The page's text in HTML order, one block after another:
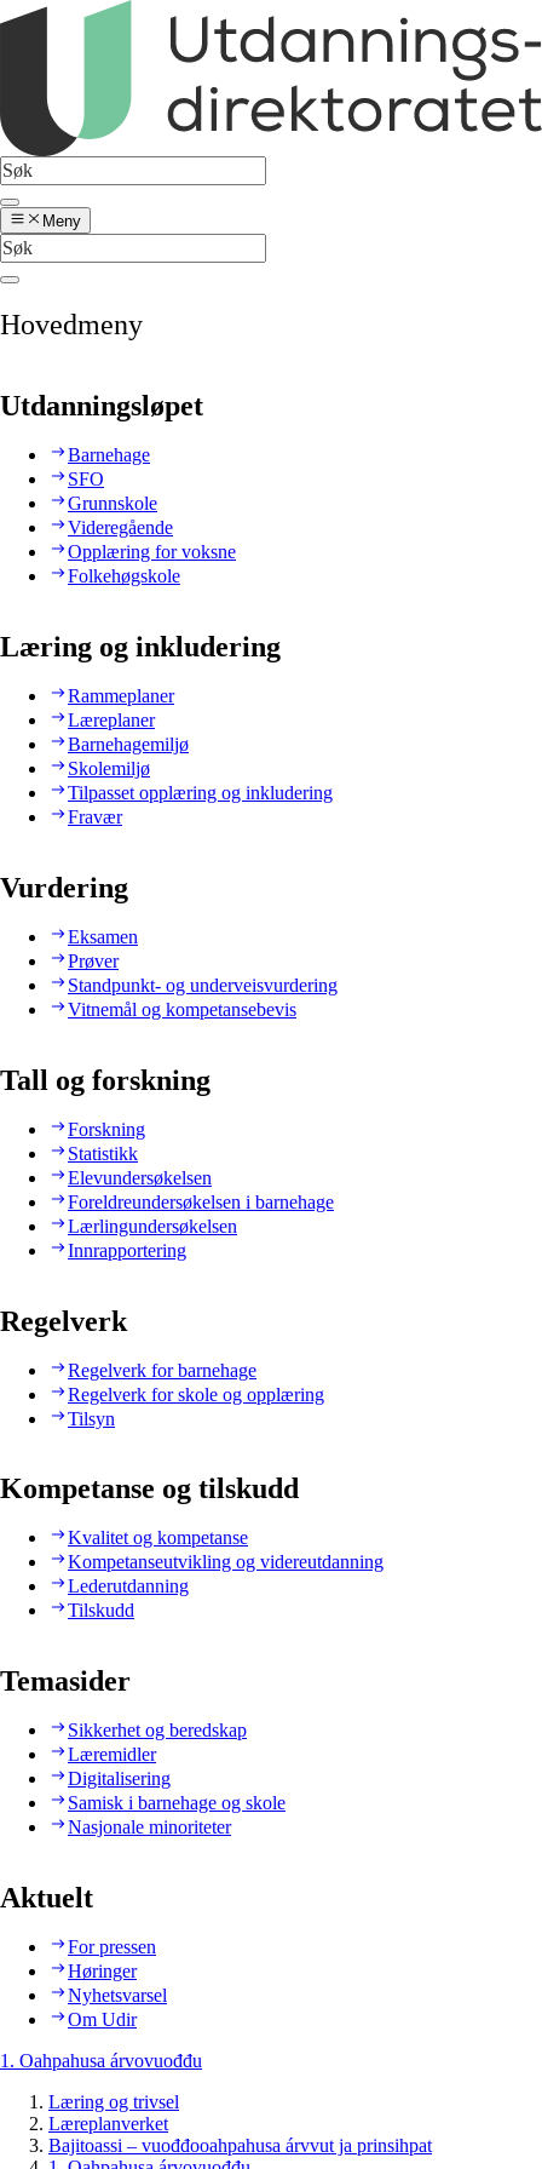
Meny
Hovedmeny
Utdanningsløpet
Barnehage
SFO
Grunnskole
Videregående
Opplæring for voksne
Folkehøgskole
Læring og inkludering
Rammeplaner
Læreplaner
Barnehagemiljø
Skolemiljø
Tilpasset opplæring og inkludering
Fravær
Vurdering
Eksamen
Prøver
Standpunkt- og underveisvurdering
Vitnemål og kompetansebevis
Tall og forskning
Forskning
Statistikk
Elevundersøkelsen
Foreldreundersøkelsen i barnehage
Lærlingundersøkelsen
Innrapportering
Regelverk
Regelverk for barnehage
Regelverk for skole og opplæring
Tilsyn
Kompetanse og tilskudd
Kvalitet og kompetanse
Kompetanseutvikling og videreutdanning
Lederutdanning
Tilskudd
Temasider
Sikkerhet og beredskap
Læremidler
Digitalisering
Samisk i barnehage og skole
Nasjonale minoriteter
Aktuelt
For pressen
Høringer
Nyhetsvarsel
Om Udir
1. Oahpahusa árvovuođđu
Læring og trivsel
Læreplanverket
Bajitoassi – vuođđooahpahusa árvvut ja prinsihpat